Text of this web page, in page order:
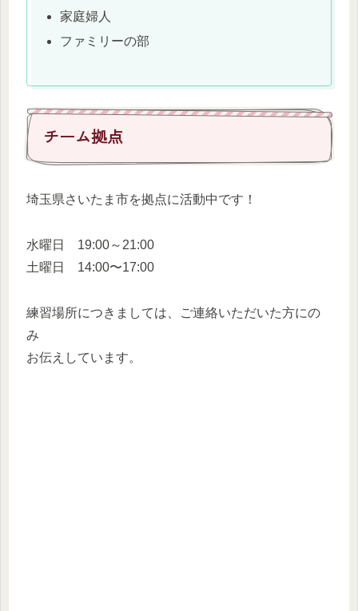
家庭婦人
ファミリーの部
チーム拠点
埼玉県さいたま市を拠点に活動中です！
水曜日 19:00～21:00
土曜日 14:00〜17:00
練習場所につきましては、ご連絡いただいた方にの
み
お伝えしています。